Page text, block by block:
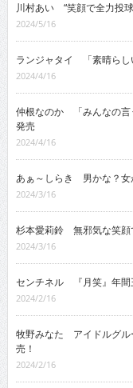
川村あい “笑顔で全力投
2024/5/16
ランジャタイ 「素晴らし
2024/4/16
仲根なのか 「みんなの言
発売
2024/4/16
あぁ～しらき 男かな？女
2024/3/16
杉本愛莉鈴 無邪気な笑顔
2024/3/16
センチネル 『月笑』年間
2024/2/16
牧野みなた アイドルグル
売！
2024/2/16